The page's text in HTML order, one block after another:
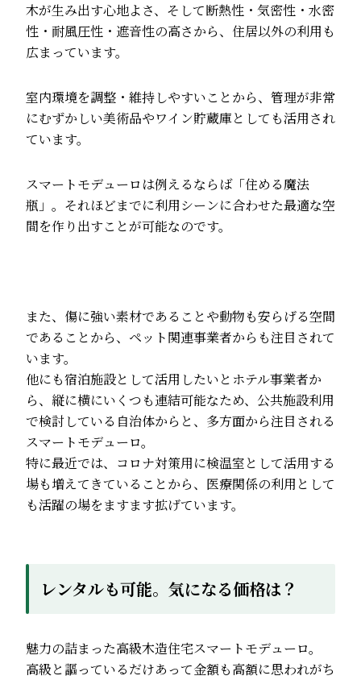
木が生み出す心地よさ、そして断熱性・気密性・水密
性・耐風圧性・遮音性の高さから、住居以外の利用も
広まっています。
室内環境を調整・維持しやすいことから、管理が非常
にむずかしい美術品やワイン貯蔵庫としても活用され
ています。
スマートモデューロは例えるならば「住める魔法
瓶」。それほどまでに利用シーンに合わせた最適な空
間を作り出すことが可能なのです。
また、傷に強い素材であることや動物も安らげる空間
であることから、ペット関連事業者からも注目されて
います。
他にも宿泊施設として活用したいとホテル事業者か
ら、縦に横にいくつも連結可能なため、公共施設利用
で検討している自治体からと、多方面から注目される
スマートモデューロ。
特に最近では、コロナ対策用に検温室として活用する
場も増えてきていることから、医療関係の利用として
も活躍の場をますます拡げています。
レンタルも可能。気になる価格は？
魅力の詰まった高級木造住宅スマートモデューロ。
高級と謳っているだけあって金額も高額に思われがち